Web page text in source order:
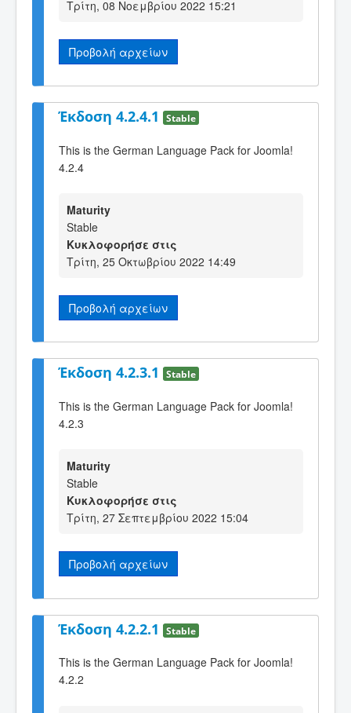
Τρίτη, 08 Νοεμβρίου 2022 15:21
Προβολή αρχείων
Έκδοση 4.2.4.1 Stable
This is the German Language Pack for Joomla!
4.2.4
Maturity
Stable
Κυκλοφορήσε στις
Τρίτη, 25 Οκτωβρίου 2022 14:49
Προβολή αρχείων
Έκδοση 4.2.3.1 Stable
This is the German Language Pack for Joomla!
4.2.3
Maturity
Stable
Κυκλοφορήσε στις
Τρίτη, 27 Σεπτεμβρίου 2022 15:04
Προβολή αρχείων
Έκδοση 4.2.2.1 Stable
This is the German Language Pack for Joomla!
4.2.2